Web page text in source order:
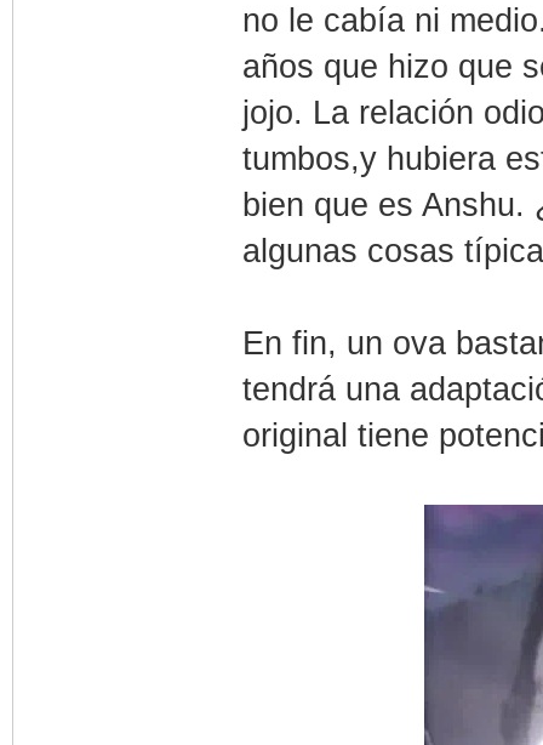
no le cabía ni
años que hizo que
jojo. La relación
tumbos,y hubiera
bien que es Anshu.
algunas cosas
En fin, un ova
tendrá una
original tiene